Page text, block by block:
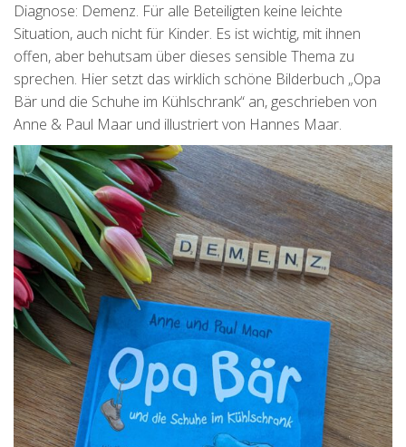
Diagnose: Demenz. Für alle Beteiligten keine leichte
Situation, auch nicht für Kinder. Es ist wichtig, mit ihnen
offen, aber behutsam über dieses sensible Thema zu
sprechen. Hier setzt das wirklich schöne Bilderbuch „Opa
Bär und die Schuhe im Kühlschrank“ an, geschrieben von
Anne & Paul Maar und illustriert von Hannes Maar.